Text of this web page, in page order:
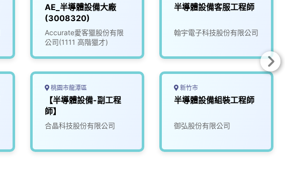
AE_半導體設備大廠
(3008320)
Accurate愛客獵股份有限
公司(1111 高階獵才)
桃園市龍潭區
【半導體設備-副工程
師】
合晶科技股份有限公司
半導體設備客服工程師
翰宇電子科技股份有限公司
新竹市
半導體設備組裝工程師
御弘股份有限公司